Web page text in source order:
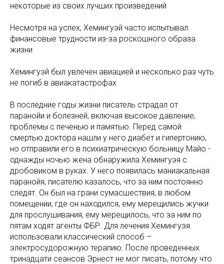
некоторые из своих лучших произведений
Несмотря на успех, Хемингуэй часто испытывал
финансовые трудности из-за роскошного образа
жизни
Хемингуэй был увлечен авиацией и несколько раз чуть
не погиб в авиакатастрофах
В последние годы жизни писатель страдал от
паранойи и болезней, включая высокое давление,
проблемы с печенью и памятью. Перед самой
смертью доктора нашли у него диабет и гипертонию,
но отправили его в психиатрическую больницу Майо -
однажды ночью жена обнаружила Хемингуэя с
дробовиком в руках. У него появилась маниакальная
паранойя, писателю казалось, что за ним постоянно
следят. Он был на грани сумасшествия, в любом
помещении, где он находился, ему мерещились жучки
для прослушивания, ему мерещилось, что за ним по
пятам ходят агенты ФБР. Для лечения Хемингуэя
использовали классический способ –
электросудорожную терапию. После проведенных
тринадцати сеансов Эрнест не мог писать, потому что